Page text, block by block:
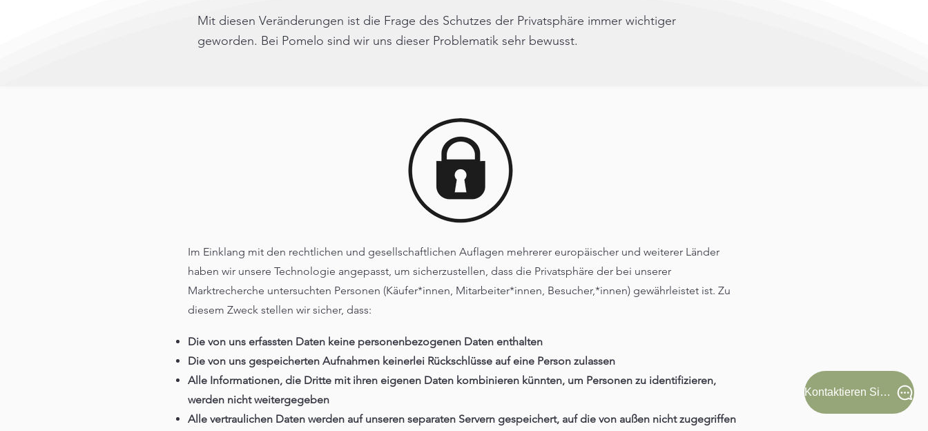
Kontaktieren Sie uns!
Mit diesen Veränderungen ist die Frage des Schutzes der Privatsphäre immer wichtiger
geworden. Bei Pomelo sind wir uns dieser Problematik sehr bewusst.
Im Einklang mit den rechtlichen und gesellschaftlichen Auflagen mehrerer europäischer und weiterer Länder
haben wir unsere Technologie angepasst, um sicherzustellen, dass die Privatsphäre der bei unserer
Marktrecherche untersuchten Personen (Käufer*innen, Mitarbeiter*innen, Besucher,*innen) gewährleistet ist. Zu
diesem Zweck stellen wir sicher, dass:
Die von uns erfassten Daten keine personenbezogenen Daten enthalten
Die von uns gespeicherten Aufnahmen keinerlei Rückschlüsse auf eine Person zulassen
Alle Informationen, die Dritte mit ihren eigenen Daten kombinieren künnten, um Personen zu identifizieren,
werden nicht weitergegeben
Alle vertraulichen Daten werden auf unseren separaten Servern gespeichert, auf die von außen nicht zugegriffen